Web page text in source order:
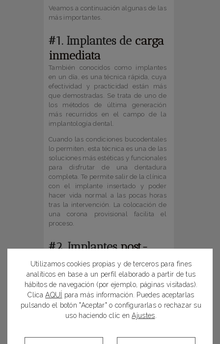
Veamos a continuación algunas de las
más importantes.
#1. Implantes de carga
inmediata
También conocidos como implantes
en un día, es una técnica rápida, cuya
efectividad y practicidad están más
que demostradas. Se trata de uno de
los métodos de última generación
más recurridos en el campo de la
implantología dental.
Cuando las condiciones bucodentales
lo permiten, esta técnica es una de las
soluciones más estéticas y funcionales
para disfrutar de una dentadura
completa. Te permite salir de la clínica
con el implante insertado y poder
hacer vida normal a las pocas horas
tras la intervención. La colocación de
una corona provisional facilita el
proceso.
#2. Implantespost-
extracción
Esta técnica consiste en la inserción
inmediata del implante en el mismo
acto de la extracción de una pieza
dental dañada. Se trata de un
tratamiento muy parecido al de carga
inmediata, solo que en este caso el
dañada no a una ausencia dental.
Utilizamos cookies propias y de terceros para fines
analíticos en base a un perfil elaborado a partir de tus
hábitos de navegación (por ejemplo, páginas visitadas).
ClicaAQUÍ
para más información. Puedes aceptarlas
pulsando el botón "Aceptar" o configurarlas o rechazar su
uso haciendo clic enAjustes